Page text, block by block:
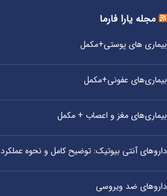
مجله یارا فارما
بیماری‌ های پوستی+مکمل
بیماری‌های عفونی+مکمل
بیماری‌های مغز و اعصاب + مکمل
داروهای آنتی‌ بیوتیک: توضیح کامل و نحوه عملکرد
داروهای ضد ویروسی